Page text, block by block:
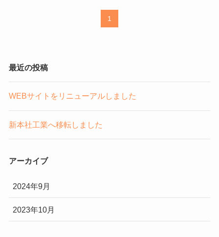
1
最近の投稿
WEBサイトをリニューアルしました
新本社工業へ移転しました
アーカイブ
2024年9月
2023年10月